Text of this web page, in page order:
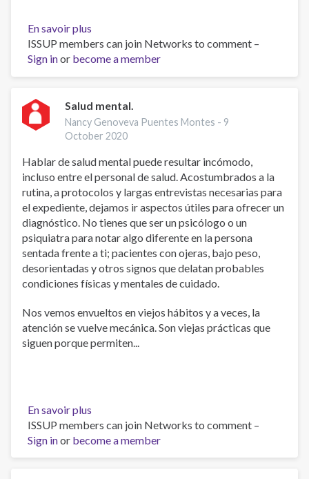
En savoir plus
Droga
en
grupos
adolescente
ISSUP members can join Networks to comment –
Sign inor become a member
Salud mental.
Nancy Genoveva Puentes Montes - 9
October 2020
Hablar de salud mental puede resultar incómodo,
incluso entre el personal de salud. Acostumbrados a la
rutina, a protocolos y largas entrevistas necesarias para
el expediente, dejamos ir aspectos útiles para ofrecer un
diagnóstico. No tienes que ser un psicólogo o un
psiquiatra para notar algo diferente en la persona
sentada frente a ti; pacientes con ojeras, bajo peso,
desorientadas y otros signos que delatan probables
condiciones físicas y mentales de cuidado.
Nos vemos envueltos en viejos hábitos y a veces, la
atención se vuelve mecánica. Son viejas prácticas que
siguen porque permiten...
En savoir plus
Salud
mental.
ISSUP members can join Networks to comment –
Sign inor become a member